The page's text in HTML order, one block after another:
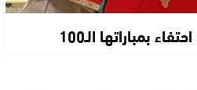
بمباراتها الـ100